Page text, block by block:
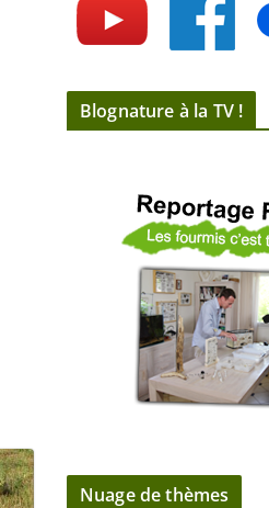
Blognature à la TV !
Nuage de thèmes